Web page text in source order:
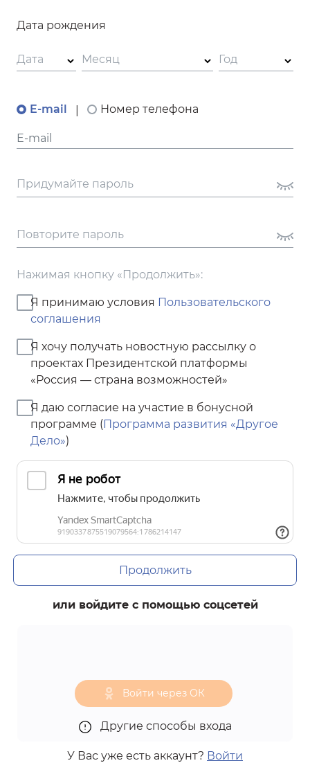
Дата рождения
Дата Месяц Год
E-mail Номер телефона
Придумайте пароль
Повторите пароль
Нажимая кнопку «Продолжить»:
Я принимаю условия Пользовательского
соглашения
Я хочу получать новостную рассылку о
проектах Президентской платформы
«Россия — страна возможностей»
Я даю согласие на участие в бонусной
программе (Программа развития «Другое
Дело»)
Продолжить
или войдите с помощью соцсетей
Войти через ОК
Другие способы входа
У Вас уже есть аккаунт? Войти